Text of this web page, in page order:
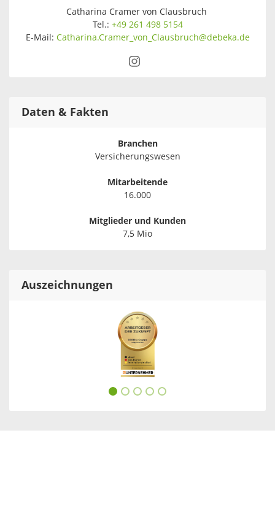
Catharina Cramer von Clausbruch
Tel.: +49 261 498 5154
E-Mail: Catharina.Cramer_von_Clausbruch@debeka.de
Daten & Fakten
Branchen
Versicherungswesen
Mitarbeitende
16.000
Mitglieder und Kunden
7,5 Mio
Auszeichnungen